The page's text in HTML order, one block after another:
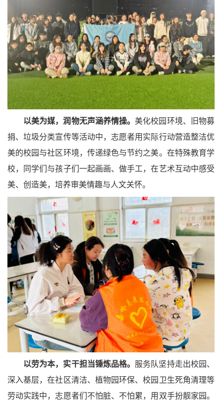
以美为媒，润物无声涵养情操。 美化校园环境、旧物募
捐、垃圾分类宣传等活动中，志愿者用实际行动营造整洁优
美的校园与社区环境，传递绿色与节约之美。在特殊教育学
校，同学们与孩子们一起画画、做手工，在艺术互动中感受
美、创造美，培养审美情趣与人文关怀。
以劳为本，实干担当锤炼品格。 服务队坚持走出校园、
深入基层，在社区清洁、植物园环保、校园卫生死角清理等
劳动实践中，志愿者们不怕脏、不怕累，用双手扮靓家园。